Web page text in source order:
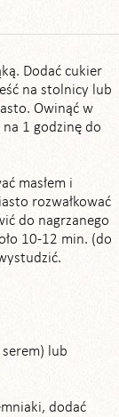
Dodać cukier
na stolnicy lub
Owinąć w
1 godzinę do
masłem i
rozwałkować
do nagrzanego
10-12 min. (do
lub
dodać